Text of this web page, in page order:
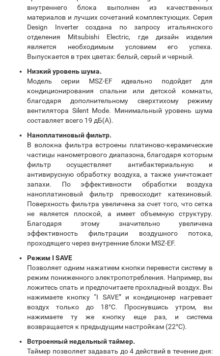
внутреннего блока выполнен из качественных
материалов и лучших сочетаний комплектующих. Серия
Design Inverter создана по запросу итальянского
отделения Mitsubishi Electric, где дизайн изделия
является необходимым условием его успеха.
Выпускается в трех цветах: белый, серый и черный.
Низкий уровень шума.
Модель серии MSZ-EF идеально подойдет для
кондиционирования спальни или детской комнаты,
благодаря дополнительному сверхтихому режиму
вентилятора Silent Mode. Минимальный уровень шума
составляет всего 19 дБ(А).
Наноплатиновый фильтр.
В волокна фильтра встроены платиново-керамические
частицы нанометрового диапазона, благодаря которым
фильтр осуществляет антибактериальную и
антивирусную обработку воздуха, а также уничтожает
запахи. По эффективности обработки воздуха
наноплатиновый фильтр превосходит катехиновый.
Поверхность фильтра увеличена за счет того, что сетка
не является плоской, а имеет объемную структуру.
Благодаря этому значительно увеличена
эффективность фильтрации воздушного потока,
проходящего через внутренние блоки MSZ-EF.
Режим I SAVE
Позволяет одним нажатием кнопки перевести систему в
режим пониженного электропотребления. Например, вы
ложитесь спать и предпочитаете прохладный воздух. Вы
нажимаете кнопку “I SAVE” и кондиционер нагревает
воздух только до 18°С. Проснувшись утром, вы
нажимаете ту же кнопку еще раз, и система
возвращается к предыдущим настройкам (22°С).
Встроенный недельный таймер.
Таймер позволяет задавать до 4 действий в течение дня: